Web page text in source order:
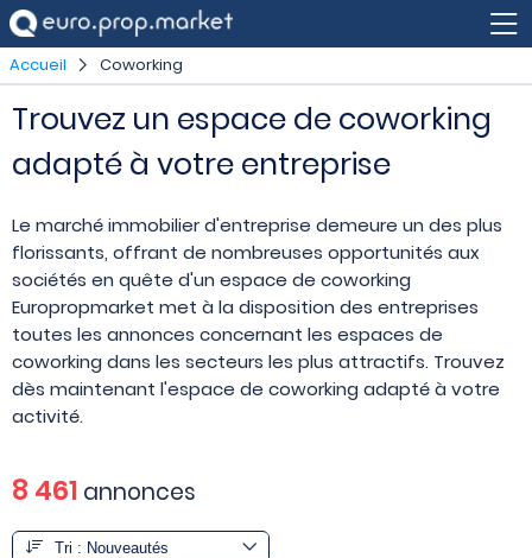
Accueil Coworking
Trouvez un espace de coworking
adapté à votre entreprise
Le marché immobilier d'entreprise demeure un des plus
florissants, offrant de nombreuses opportunités aux
sociétés en quête d'un espace de coworking
Europropmarket met à la disposition des entreprises
toutes les annonces concernant les espaces de
coworking dans les secteurs les plus attractifs. Trouvez
dès maintenant l'espace de coworking adapté à votre
activité.
8 461 annonces